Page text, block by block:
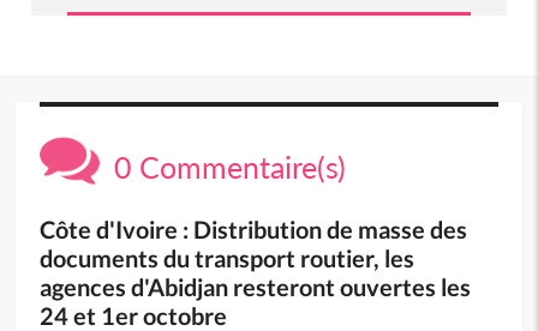
0 Commentaire(s)
Côte d'Ivoire : Distribution de masse des
documents du transport routier, les
agences d'Abidjan resteront ouvertes les
24 et 1er octobre